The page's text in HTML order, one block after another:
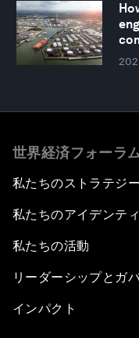
世界経済フォーラ
私たちのストラテジー
私たちのアイデンテ
私たちの活動
リーダーシップとガ
インパクト